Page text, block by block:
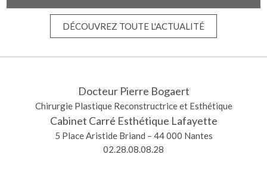
DÉCOUVREZ TOUTE L'ACTUALITÉ
Docteur Pierre Bogaert
Chirurgie Plastique Reconstructrice et Esthétique
Cabinet Carré Esthétique Lafayette
5 Place Aristide Briand – 44 000 Nantes
02.28.08.08.28